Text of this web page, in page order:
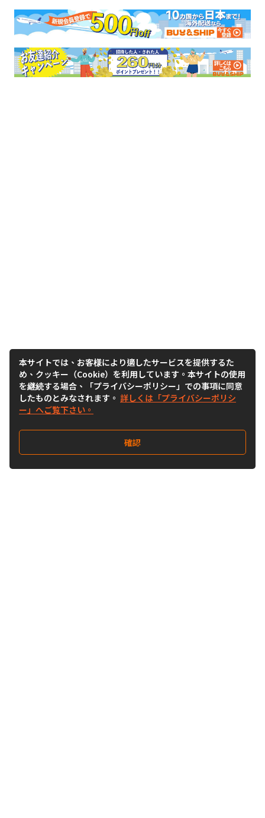
本サイトでは、お客様により適したサービスを提供するた
め、クッキー（Cookie）を利用しています。本サイトの使用
を継続する場合、「プライバシーポリシー」での事項に同意
したものとみなされます。 詳しくは「プライバシーポリシ
ー」へご覧下さい。
確認